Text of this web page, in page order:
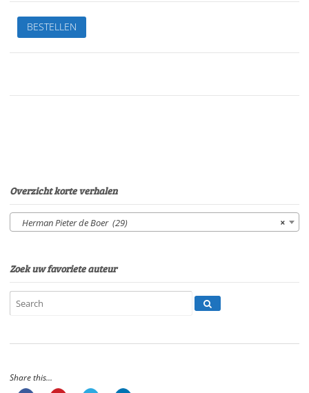
De
kioskjuffrouwVan:
H.P.
Sonja
BESTELLEN
Overzicht korte verhalen
×
Herman Pieter de Boer (29)
Zoek uw favoriete auteur
Share this...